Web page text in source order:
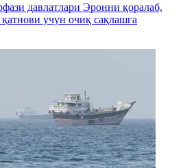
давлатлари Эронни қоралаб,
учун очиқ сақлашга